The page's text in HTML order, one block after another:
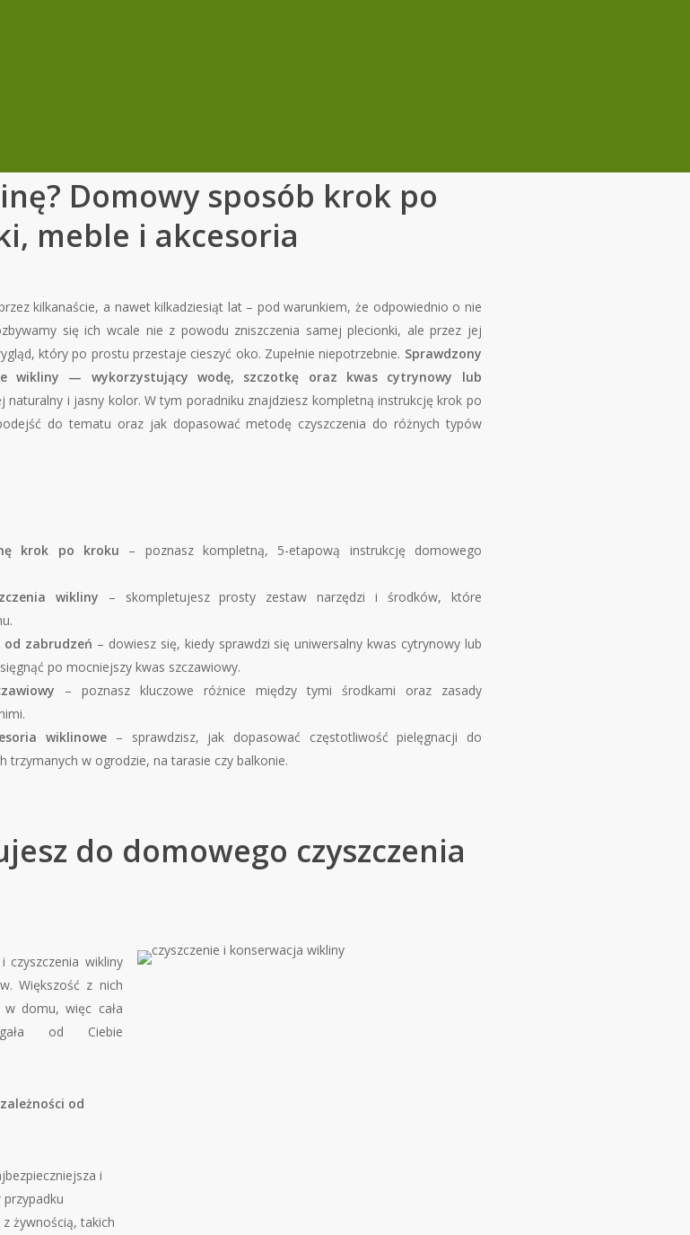
Domowy sposób krok po
meble i akcesoria
kilkanaście, a nawet kilkadziesiąt lat – pod warunkiem, że odpowiednio o nie
się ich wcale nie z powodu zniszczenia samej plecionki, ale przez jej
który po prostu przestaje cieszyć oko. Zupełnie niepotrzebnie. Sprawdzony
wikliny — wykorzystujący wodę, szczotkę oraz kwas cytrynowy lub
i jasny kolor. W tym poradniku znajdziesz kompletną instrukcję krok po
do tematu oraz jak dopasować metodę czyszczenia do różnych typów
krok po kroku – poznasz kompletną, 5-etapową instrukcję domowego
wikliny – skompletujesz prosty zestaw narzędzi i środków, które
od zabrudzeń – dowiesz się, kiedy sprawdzi się uniwersalny kwas cytrynowy lub
po mocniejszy kwas szczawiowy.
– poznasz kluczowe różnice między tymi środkami oraz zasady
wiklinowe – sprawdzisz, jak dopasować częstotliwość pielęgnacji do
w ogrodzie, na tarasie czy balkonie.
do domowego czyszczenia
czyszczenia wikliny
Większość z nich
domu, więc cała
od Ciebie
od
i
żywnością, takich